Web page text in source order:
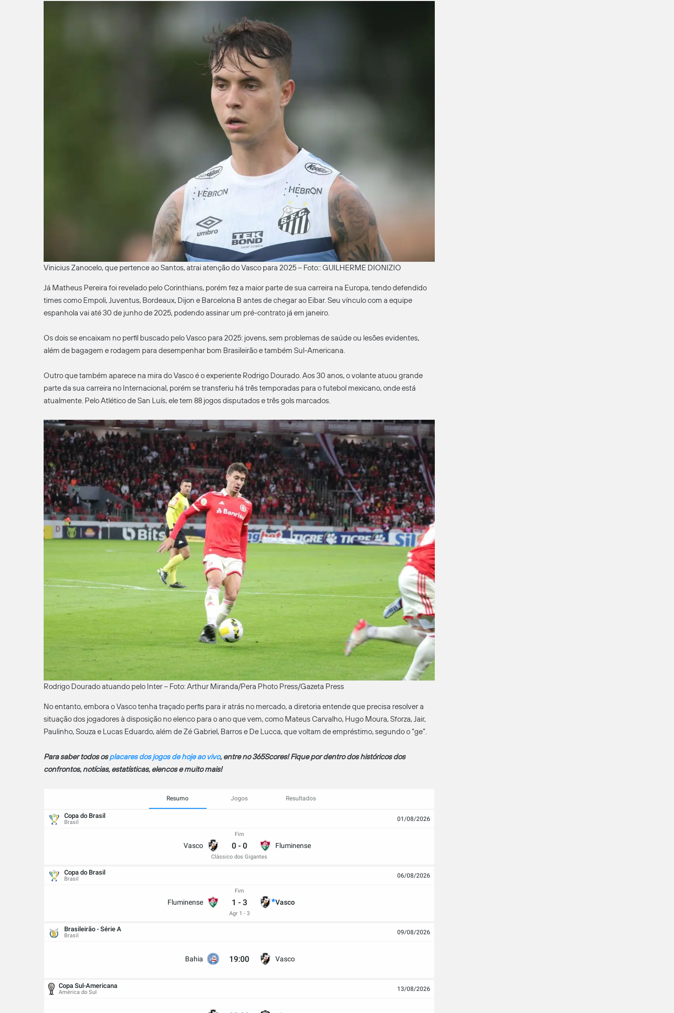
Vinicius Zanocelo, que pertence ao Santos, atrai atenção do Vasco para 2025 – Foto:: GUILHERME DIONIZIO
Já Matheus Pereira foi revelado pelo Corinthians, porém fez a maior parte de sua carreira na Europa, tendo defendido
times como Empoli, Juventus, Bordeaux, Dijon e Barcelona B antes de chegar ao Eibar. Seu vínculo com a equipe
espanhola vai até 30 de junho de 2025, podendo assinar um pré-contrato já em janeiro.
Os dois se encaixam no perfil buscado pelo Vasco para 2025: jovens, sem problemas de saúde ou lesões evidentes,
além de bagagem e rodagem para desempenhar bom Brasileirão e também Sul-Americana.
Outro que também aparece na mira do Vasco é o experiente Rodrigo Dourado. Aos 30 anos, o volante atuou grande
parte da sua carreira no Internacional, porém se transferiu há três temporadas para o futebol mexicano, onde está
atualmente. Pelo Atlético de San Luís, ele tem 88 jogos disputados e três gols marcados.
Rodrigo Dourado atuando pelo Inter – Foto: Arthur Miranda/Pera Photo Press/Gazeta Press
No entanto, embora o Vasco tenha traçado perfis para ir atrás no mercado, a diretoria entende que precisa resolver a
situação dos jogadores à disposição no elenco para o ano que vem, como Mateus Carvalho, Hugo Moura, Sforza, Jair,
Paulinho, Souza e Lucas Eduardo, além de Zé Gabriel, Barros e De Lucca, que voltam de empréstimo, segundo o “ge”.
Para saber todos osplacares dos jogos de hoje ao vivo, entre no 365Scores! Fique por dentro dos históricos dos
confrontos, notícias, estatísticas, elencos e muito mais!
Resumo Jogos Resultados
Copa do Brasil
Brasil 01/08/2026
Vasco
Fim
0 - 0
Clássico dos Gigantes
Fluminense
Copa do Brasil
Brasil 06/08/2026
Fluminense
Fim
1 - 3
Agr 1 - 3
Vasco
Brasileirão - Série A
Brasil 09/08/2026
Bahia 19:00 Vasco
Copa Sul-Americana
América do Sul 13/08/2026